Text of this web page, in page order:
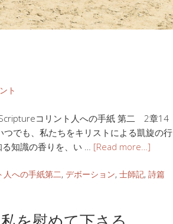
ト
コリント人への手紙 第二 2章14
でも、私たちをキリストによる凱旋の行
知識の香りを、い … [Read more…]
人への手紙第二, デボーション, 士師記, 詩篇
を慰めて下さる